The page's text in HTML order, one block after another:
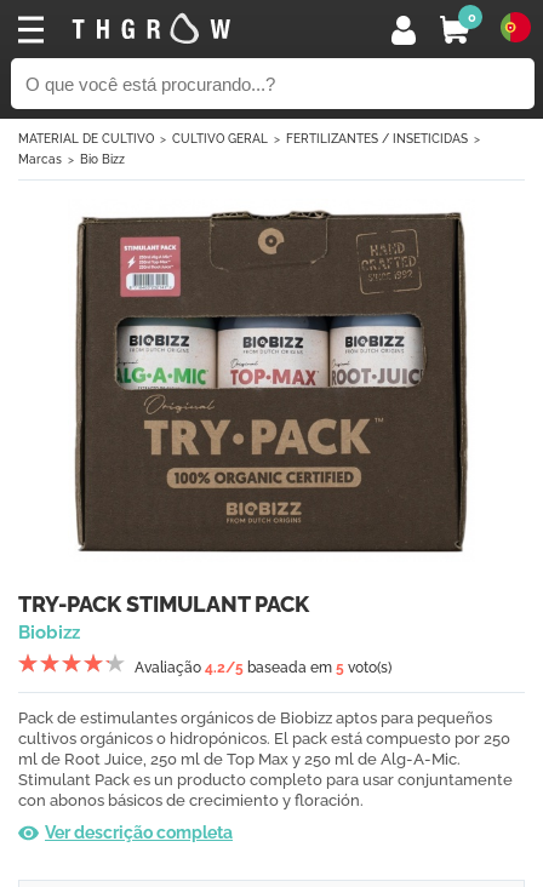
0
MATERIAL DE CULTIVO CULTIVO GERAL
FERTILIZANTES / INSETICIDAS
Marcas
Bio Bizz
TRY-PACK STIMULANT PACK
Biobizz
Avaliação 4.2/5 baseada em 5 voto(s)
Pack de estimulantes orgánicos de Biobizz aptos para pequeños
cultivos orgánicos o hidropónicos. El pack está compuesto por 250
ml de Root Juice, 250 ml de Top Max y 250 ml de Alg-A-Mic.
Stimulant Pack es un producto completo para usar conjuntamente
con abonos básicos de crecimiento y floración.
Ver descrição completa